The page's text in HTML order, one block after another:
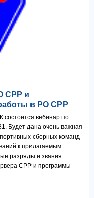
СРР и
в РО СРР
состоится вебинар по
Будет дана очень важная
сборных команд
к прилагаемым
разряды и звания.
СРР и программы